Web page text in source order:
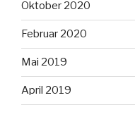
Oktober 2020
Februar 2020
Mai 2019
April 2019